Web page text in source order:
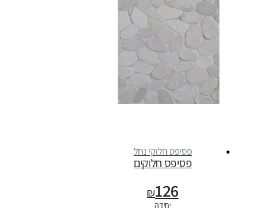
פסיפס חלוקי נחל
פסיפס חלוקים
₪126
יחידה